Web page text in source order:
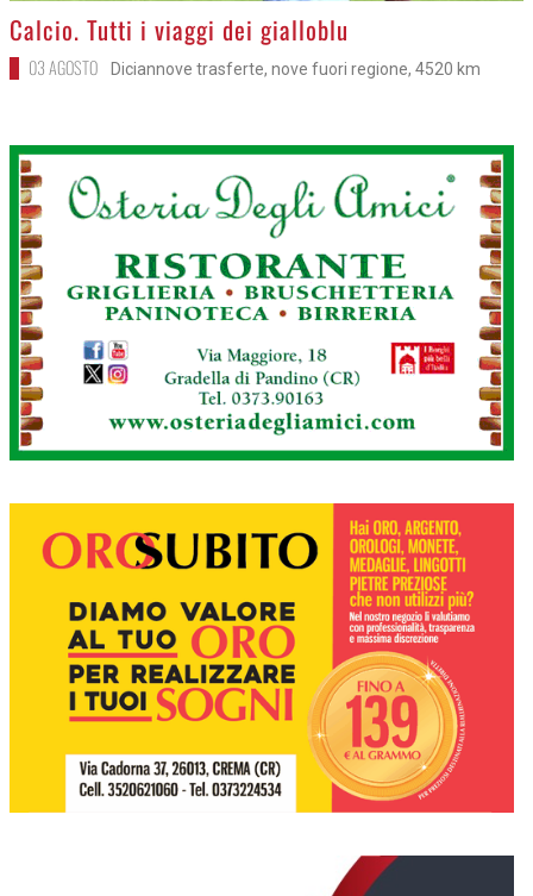
>
Calcio. Tutti i viaggi dei gialloblu
03 AGOSTO Diciannove trasferte, nove fuori regione, 4520 km